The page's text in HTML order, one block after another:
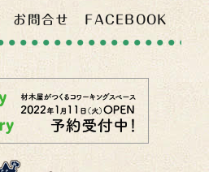
お問合せ FACEBOOK